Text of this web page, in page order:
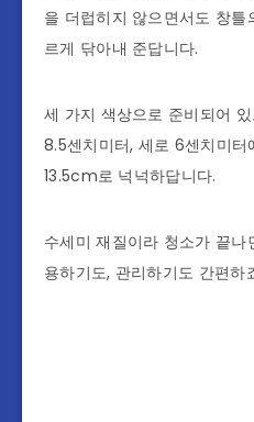
을 더럽히지 않으면서도 창
르게 닦아내 준답니다.
세 가지 색상으로 준비되어
8.5센치미터, 세로 6센치미
13.5cm로 넉넉하답니다.
수세미 재질이라 청소가 끝
용하기도, 관리하기도 간편하